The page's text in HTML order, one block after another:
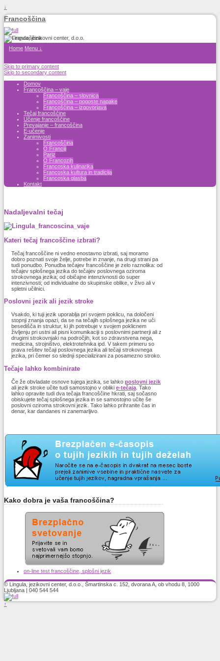
↓
Francoščina
Home Menu ↓
Skip to primary content
Skip to secondary content
Domov
Francoščina – vaje
Francoščina – slovnica
Francoščina – pogoste napake
Francoščina – izgovorjava
Tečaj francoščine
Učenje francoščine
Prevajanje – francoščina
E-učenje
Zanimivosti
Francoščina
O Franciji
Pariz
O Francozih
Francoska kulinarika
Francoska kultura in tradicija
Francoska glasba
Kontakt
Nadaljevalni tečaj
Kateri tečaj francoščine izbrati?
Tečaj francoščine ni vedno enostavno izbrati, saj moramo
dobro poznati svoje želje, potrebe in znanje, na drugi strani pa
tudi ponudbo. Ponudba tečajev francoščine je zelo raznolika: od
tečajev splošnega jezika do tečajev poslovnega oziroma
strokovnega jezika; od običajne intenzivnosti do super
intenzivnosti; od individualne do skupinske oblike, v živo ali v
spletni učilnici.
Poslovni jezik ali jezik stroke
Vsakdo, ki tuji jezik uporablja pri svojem poklicu, na določeni
stopnji znanja opazi, da se na tečajih splošnega jezika ne uči
besedišča in struktur, ki jih potrebuje v svojem poklicnem
življenju pri ustni ali pisni komunikaciji s poslovnimi partnerji ali z
drugimi strokovnjaki na področjih, kot so zdravstvena nega,
medicina, strojništvo, elektrotehnika ipd. V takem primeru so
prava rešitev tečaji poslovnega jezika ali tečaji strokovnega
jezika, pri čemer so slednji specializirani za posamezno stroko.
Tečaje lahko kombinirate
Če že obvladate osnove tujega jezika, se lahko poslovni jezik
ali jezik stroke učite tudi samostojno v obliki e-tečaja . Tako
lahko opravite tudi dva tečaja francoščine hkrati, saj sočasno
obiskujete tečaj splošnega jezika in se samostojno učite še
poslovni oziroma strokovni jezik. Tako lahko prihranite čas in
denar, kar dandanes ni zanemarljivo.
Kako dobra je vaša francoščina?
on-line test francoščine, splošni jezik
© Lingula, jezikovni center, d.o.o., Šmartinska c. 152, dvorana A, ob vhodu 8, 1000
Ljubljana | 040 544 544
↑